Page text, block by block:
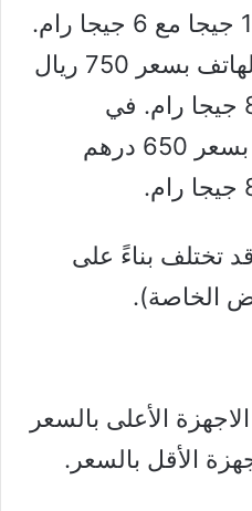
9100 جنية للنسخة 128 جيجا مع 6 جيجا رام.
وفي السعودية، يتوفر الهاتف بسعر 750 ريال
للنسخة 256 جيجا مع 8 جيجا رام. في
الإمارات، يتوفر الهاتف بسعر 650 درهم
تختلف بناءً على
الخاصة).
الأعلى بالسعر
الأقل بالسعر.